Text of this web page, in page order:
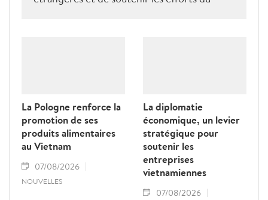
La Pologne renforce la
promotion de ses
produits alimentaires
au Vietnam
07/08/2026
NOUVELLES
La diplomatie
économique, un levier
stratégique pour
soutenir les
entreprises
vietnamiennes
07/08/2026